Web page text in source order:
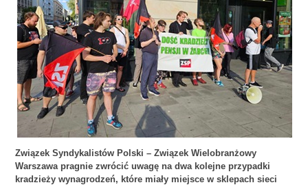
Związek Syndykalistów Polski – Związek Wielobranżowy
Warszawa pragnie zwrócić uwagę na dwa kolejne przypadki
kradzieży wynagrodzeń, które miały miejsce w sklepach sieci